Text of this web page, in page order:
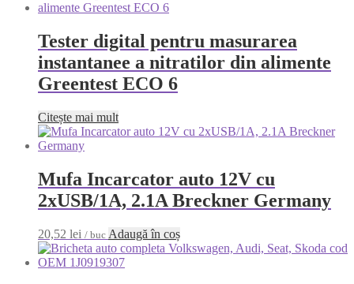
Tester digital pentru masurarea
instantanee a nitratilor din alimente
Greentest ECO 6
Citește mai mult
Mufa Incarcator auto 12V cu
2xUSB/1A, 2.1A Breckner Germany
20,52 lei / buc Adaugă în coș